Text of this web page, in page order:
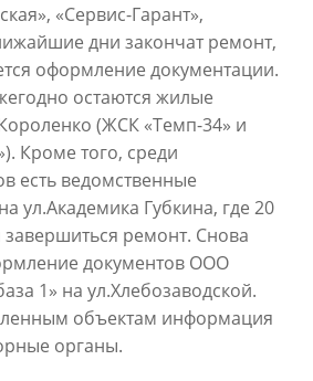
«Сервис-Гарант»,
дни закончат ремонт,
оформление документации.
остаются жилые
(ЖСК «Темп-34» и
Кроме того, среди
есть ведомственные
ул.Академика Губкина, где 20
ремонт. Снова
документов ООО
1» на ул.Хлебозаводской.
объектам информация
органы.